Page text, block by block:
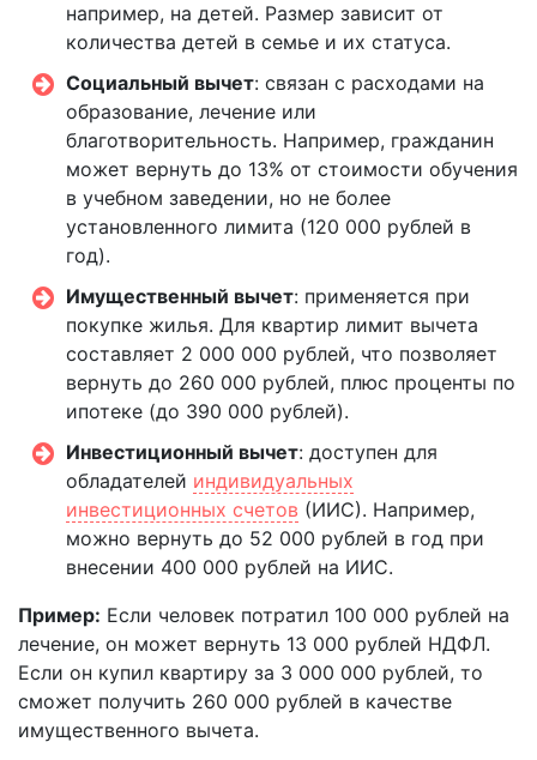
например, на детей. Размер зависит от
количества детей в семье и их статуса.
Социальный вычет: связан с расходами на
образование, лечение или
благотворительность. Например, гражданин
может вернуть до 13% от стоимости обучения
в учебном заведении, но не более
установленного лимита (120 000 рублей в
год).
Имущественный вычет: применяется при
покупке жилья. Для квартир лимит вычета
составляет 2 000 000 рублей, что позволяет
вернуть до 260 000 рублей, плюс проценты по
ипотеке (до 390 000 рублей).
Инвестиционный вычет: доступен для
обладателей индивидуальных
инвестиционных счетов (ИИС). Например,
можно вернуть до 52 000 рублей в год при
внесении 400 000 рублей на ИИС.
Пример: Если человек потратил 100 000 рублей на
лечение, он может вернуть 13 000 рублей НДФЛ.
Если он купил квартиру за 3 000 000 рублей, то
сможет получить 260 000 рублей в качестве
имущественного вычета.